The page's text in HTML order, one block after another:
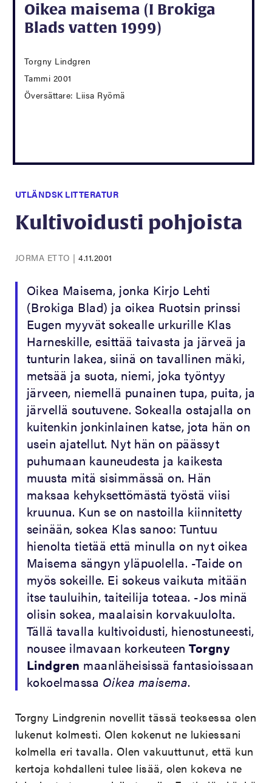
Oikea maisema (I Brokiga
Blads vatten 1999)
Torgny Lindgren
Tammi 2001
Översättare: Liisa Ryömä
UTLÄNDSK LITTERATUR
Kultivoidusti pohjoista
JORMA ETTO |4.11.2001
Oikea Maisema, jonka Kirjo Lehti
(Brokiga Blad) ja oikea Ruotsin prinssi
Eugen myyvät sokealle urkurille Klas
Harneskille, esittää taivasta ja järveä ja
tunturin lakea, siinä on tavallinen mäki,
metsää ja suota, niemi, joka työntyy
järveen, niemellä punainen tupa, puita, ja
järvellä soutuvene. Sokealla ostajalla on
kuitenkin jonkinlainen katse, jota hän on
usein ajatellut. Nyt hän on päässyt
puhumaan kauneudesta ja kaikesta
muusta mitä sisimmässä on. Hän
maksaa kehyksettömästä työstä viisi
kruunua. Kun se on nastoilla kiinnitetty
seinään, sokea Klas sanoo: Tuntuu
hienolta tietää että minulla on nyt oikea
Maisema sängyn yläpuolella. -Taide on
myös sokeille. Ei sokeus vaikuta mitään
itse tauluihin, taiteilija toteaa. -Jos minä
olisin sokea, maalaisin korvakuulolta.
Tällä tavalla kultivoidusti, hienostuneesti,
nousee ilmavaan korkeuteenTorgny
Lindgren maanläheisissä fantasioissaan
kokoelmassa Oikea maisema.
Torgny Lindgrenin novellit tässä teoksessa olen
lukenut kolmesti. Olen kokenut ne lukiessani
kolmella eri tavalla. Olen vakuuttunut, että kun
kertoja kohdalleni tulee lisää, olen kokeva ne